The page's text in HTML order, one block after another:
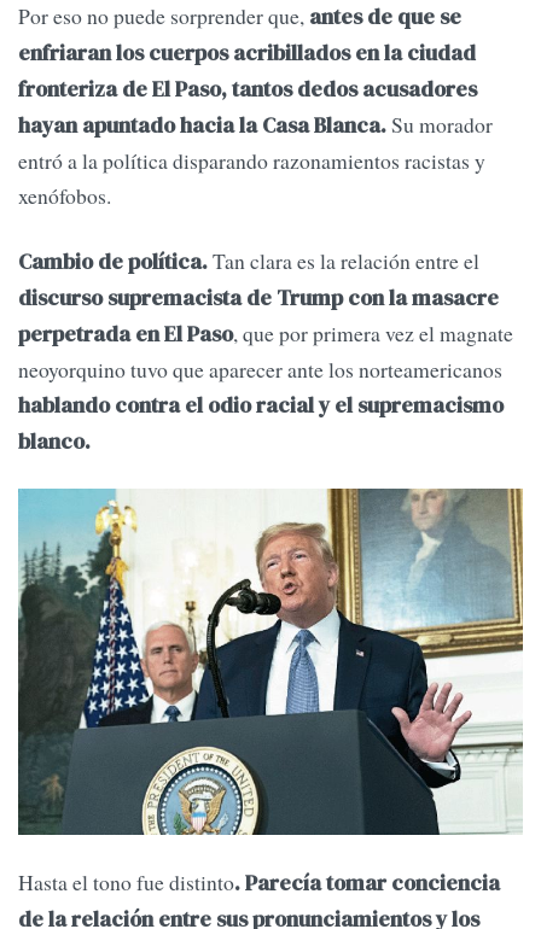
Por eso no puede sorprender que, antes de que se
enfriaran los cuerpos acribillados en la ciudad
fronteriza de El Paso, tantos dedos acusadores
hayan apuntado hacia la Casa Blanca.Su morador
entró a la política disparando razonamientos racistas y
xenófobos.
Cambio de política.Tan clara es la relación entre el
discurso supremacista de Trump con la masacre
perpetrada en El Paso, que por primera vez el magnate
neoyorquino tuvo que aparecer ante los norteamericanos
hablando contra el odio racial y el supremacismo
blanco.
Hasta el tono fue distinto. Parecía tomar conciencia
de la relación entre sus pronunciamientos y los